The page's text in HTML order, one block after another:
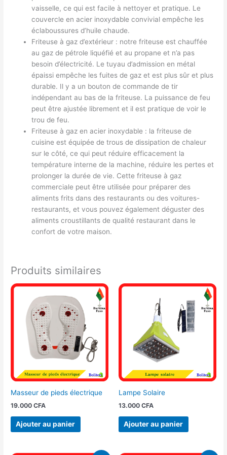
vaisselle, ce qui est facile à nettoyer et pratique. Le
couvercle en acier inoxydable convivial empêche les
éclaboussures d’huile chaude.
Friteuse à gaz d’extérieur : notre friteuse est chauffée
au gaz de pétrole liquéfié et au propane et n’a pas
besoin d’électricité. Le tuyau d’admission en métal
épaissi empêche les fuites de gaz et est plus sûr et plus
durable. Il y a un bouton de commande de tir
indépendant au bas de la friteuse. La puissance de feu
peut être ajustée librement et il est pratique de voir le
trou de feu.
Friteuse à gaz en acier inoxydable : la friteuse de
cuisine est équipée de trous de dissipation de chaleur
sur le côté, ce qui peut réduire efficacement la
température interne de la machine, réduire les pertes et
prolonger la durée de vie. Cette friteuse à gaz
commerciale peut être utilisée pour préparer des
aliments frits dans des restaurants ou des voitures-
restaurants, et vous pouvez également déguster des
aliments croustillants de qualité restaurant dans le
confort de votre maison.
Produits similaires
Masseur de pieds électrique
19.000CFA
Ajouter au panier
Lampe Solaire
13.000 CFA
Ajouter au panier